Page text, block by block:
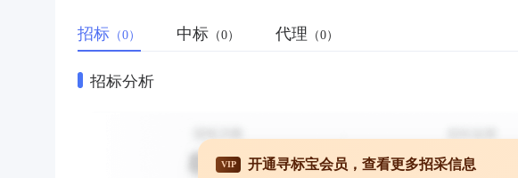
招标 （0） 中标 （0） 代理 （0）
招标分析
VIP 开通寻标宝会员，查看更多招采信息